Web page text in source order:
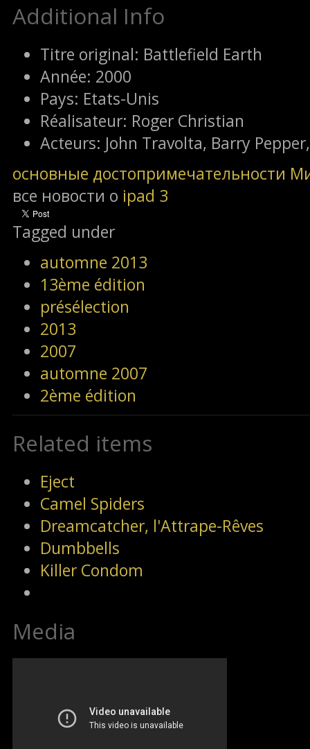
Additional Info
Titre original: Battlefield Earth
Année: 2000
Pays: Etats-Unis
Réalisateur: Roger Christian
Acteurs: John Travolta, Barry
основные достопримечательности
все новости о ipad 3
Tagged under
automne 2013
13ème édition
présélection
2013
2007
automne 2007
2ème édition
Related items
Eject
Camel Spiders
Dreamcatcher, l'Attrape-Rêves
Dumbbells
Killer Condom
Media